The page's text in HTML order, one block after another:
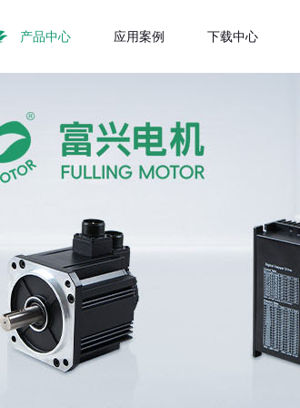
产品中心 应用案例 下载中心